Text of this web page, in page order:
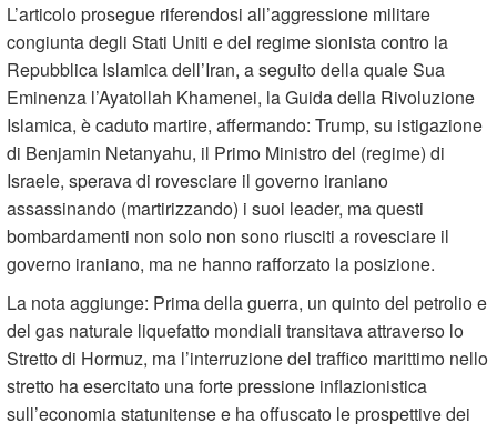
L’articolo prosegue riferendosi all’aggressione militare
congiunta degli Stati Uniti e del regime sionista contro la
Repubblica Islamica dell’Iran, a seguito della quale Sua
Eminenza l’Ayatollah Khamenei, la Guida della Rivoluzione
Islamica, è caduto martire, affermando: Trump, su istigazione
di Benjamin Netanyahu, il Primo Ministro del (regime) di
Israele, sperava di rovesciare il governo iraniano
assassinando (martirizzando) i suoi leader, ma questi
bombardamenti non solo non sono riusciti a rovesciare il
governo iraniano, ma ne hanno rafforzato la posizione.
La nota aggiunge: Prima della guerra, un quinto del petrolio e
del gas naturale liquefatto mondiali transitava attraverso lo
Stretto di Hormuz, ma l’interruzione del traffico marittimo nello
stretto ha esercitato una forte pressione inflazionistica
sull’economia statunitense e ha offuscato le prospettive dei